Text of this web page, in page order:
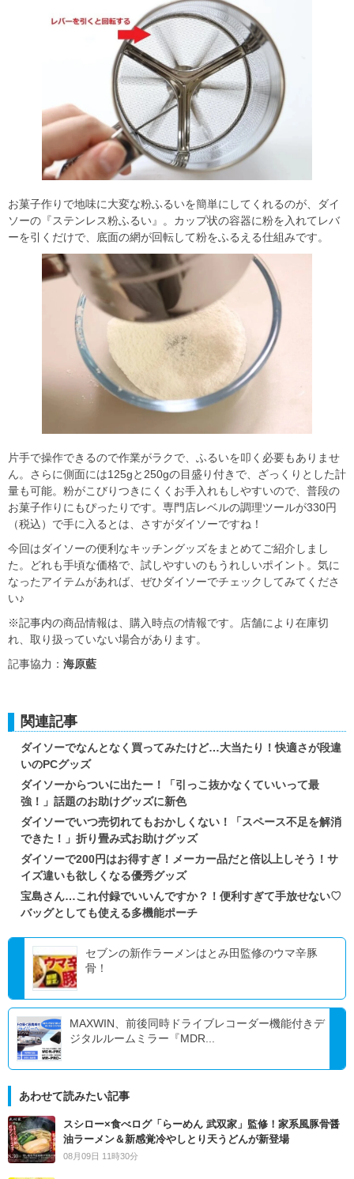
お菓子作りで地味に大変な粉ふるいを簡単にしてくれるのが、ダイ
ソーの『ステンレス粉ふるい』。カップ状の容器に粉を入れてレバ
ーを引くだけで、底面の網が回転して粉をふるえる仕組みです。
片手で操作できるので作業がラクで、ふるいを叩く必要もありませ
ん。さらに側面には125gと250gの目盛り付きで、ざっくりとした計
量も可能。粉がこびりつきにくくお手入れもしやすいので、普段の
お菓子作りにもぴったりです。専門店レベルの調理ツールが330円
（税込）で手に入るとは、さすがダイソーですね！
今回はダイソーの便利なキッチングッズをまとめてご紹介しまし
た。どれも手頃な価格で、試しやすいのもうれしいポイント。気に
なったアイテムがあれば、ぜひダイソーでチェックしてみてくださ
い♪
※記事内の商品情報は、購入時点の情報です。店舗により在庫切
れ、取り扱っていない場合があります。
記事協力： 海原藍
関連記事
ダイソーでなんとなく買ってみたけど…大当たり！快適さが段違
いのPCグッズ
ダイソーからついに出たー！「引っこ抜かなくていいって最
強！」話題のお助けグッズに新色
ダイソーでいつ売切れてもおかしくない！「スペース不足を解消
できた！」折り畳み式お助けグッズ
ダイソーで200円はお得すぎ！メーカー品だと倍以上しそう！サ
イズ違いも欲しくなる優秀グッズ
宝島さん…これ付録でいいんですか？！便利すぎて手放せない♡
バッグとしても使える多機能ポーチ
セブンの新作ラーメンはとみ田監修のウマ辛豚
骨！
MAXWIN、前後同時ドライブレコーダー機能付きデ
ジタルルームミラー『MDR...
あわせて読みたい記事
スシロー×食べログ「らーめん 武双家」監修！家系風豚骨醤
油ラーメン＆新感覚冷やしとり天うどんが新登場
08月09日 11時30分